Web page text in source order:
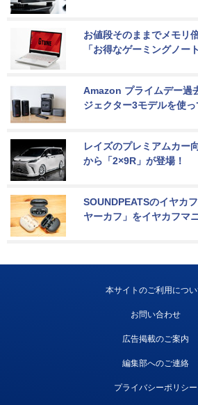
お値段そのままでメモリ
「お得なゲーミングノート
Amazon プライムデー過
ジェクター3モデルを使っ
レイズのプレミアムカー
から「2×9R」が登場！
SOUNDPEATSのイヤカ
ヤーカフ」をイヤカフマ
本サイトのご利用につ
お問い合わせ
広告掲載のご案内
編集部へのご連絡
プライバシーポリシー